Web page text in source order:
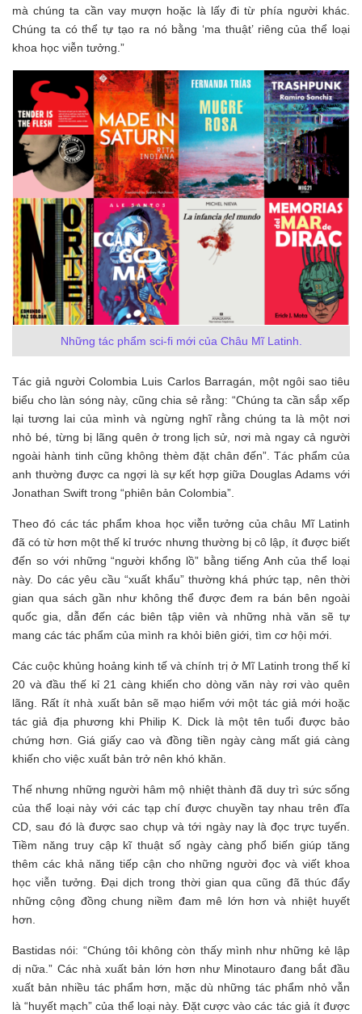
mà chúng ta cần vay mượn hoặc là lấy đi từ phía người khác.
Chúng ta có thể tự tạo ra nó bằng ‘ma thuật’ riêng của thể loại
khoa học viễn tưởng.”
Những tác phẩm sci-fi mới của Châu Mĩ Latinh.
Tác giả người Colombia Luis Carlos Barragán, một ngôi sao tiêu
biểu cho làn sóng này, cũng chia sẻ rằng: “Chúng ta cần sắp xếp
lại tương lai của mình và ngừng nghĩ rằng chúng ta là một nơi
nhỏ bé, từng bị lãng quên ở trong lịch sử, nơi mà ngay cả người
ngoài hành tinh cũng không thèm đặt chân đến”. Tác phẩm của
anh thường được ca ngợi là sự kết hợp giữa Douglas Adams với
Jonathan Swift trong “phiên bản Colombia”.
Theo đó các tác phẩm khoa học viễn tưởng của châu Mĩ Latinh
đã có từ hơn một thế kỉ trước nhưng thường bị cô lập, ít được biết
đến so với những “người khổng lồ” bằng tiếng Anh của thể loại
này. Do các yêu cầu “xuất khẩu” thường khá phức tạp, nên thời
gian qua sách gần như không thể được đem ra bán bên ngoài
quốc gia, dẫn đến các biên tập viên và những nhà văn sẽ tự
mang các tác phẩm của mình ra khỏi biên giới, tìm cơ hội mới.
Các cuộc khủng hoảng kinh tế và chính trị ở Mĩ Latinh trong thế kỉ
20 và đầu thế kỉ 21 càng khiến cho dòng văn này rơi vào quên
lãng. Rất ít nhà xuất bản sẽ mạo hiểm với một tác giả mới hoặc
tác giả địa phương khi Philip K. Dick là một tên tuổi được bảo
chứng hơn. Giá giấy cao và đồng tiền ngày càng mất giá càng
khiến cho việc xuất bản trở nên khó khăn.
Thế nhưng những người hâm mộ nhiệt thành đã duy trì sức sống
của thể loại này với các tạp chí được chuyền tay nhau trên đĩa
CD, sau đó là được sao chụp và tới ngày nay là đọc trực tuyến.
Tiềm năng truy cập kĩ thuật số ngày càng phổ biến giúp tăng
thêm các khả năng tiếp cận cho những người đọc và viết khoa
học viễn tưởng. Đại dịch trong thời gian qua cũng đã thúc đẩy
những cộng đồng chung niềm đam mê lớn hơn và nhiệt huyết
hơn.
Bastidas nói: “Chúng tôi không còn thấy mình như những kẻ lập
dị nữa.” Các nhà xuất bản lớn hơn như Minotauro đang bắt đầu
xuất bản nhiều tác phẩm hơn, mặc dù những tác phẩm nhỏ vẫn
là “huyết mạch” của thể loại này. Đặt cược vào các tác giả ít được